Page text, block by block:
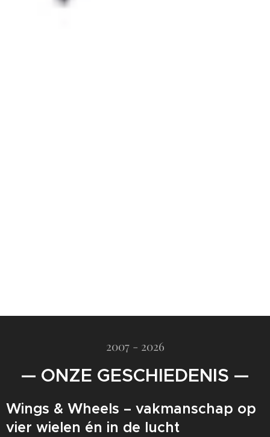
2007 - 2026
— ONZE GESCHIEDENIS —
Wings & Wheels – vakmanschap op
vier wielen én in de lucht